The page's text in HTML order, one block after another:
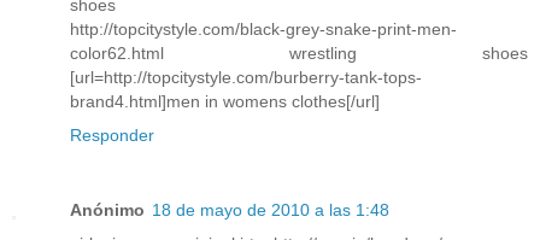
shoes
http://topcitystyle.com/black-grey-snake-print-men-
color62.html wrestling shoes
[url=http://topcitystyle.com/burberry-tank-tops-
brand4.html]men in womens clothes[/url]
Responder
Anónimo 18 de mayo de 2010 a las 1:48